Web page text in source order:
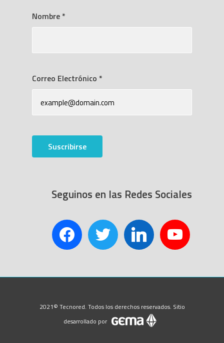
Nombre *
Correo Electrónico *
Suscribirse
Seguinos en las Redes Sociales
facebook twitter linkedin youtube
2021© Tecnored. Todos los derechos reservados. Sitio
desarrollado por